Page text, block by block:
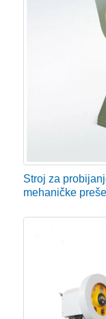
Stroj za
mehaničke